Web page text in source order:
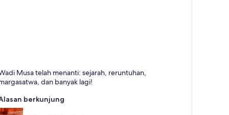
dengan Bar, Bersejarah, dan Tur
Musa telah menanti: sejarah, reruntuhan,
dan banyak lagi!
berkunjung